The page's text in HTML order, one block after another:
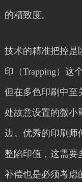
的精致度。
技术的精准把控是
印（Trapping）这
但在多色印刷中至
处故意设置的微小
边。优秀的印刷师
整陷印值，这需要
补偿也是必须考